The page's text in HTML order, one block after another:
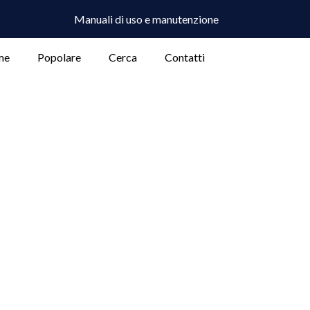
Manuali di uso e manutenzione
Popolare Cerca Contatti